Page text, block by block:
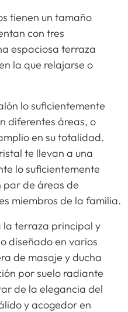
tienen un tamaño
con tres
espaciosa terraza
la que relajarse o
lo suficientemente
diferentes áreas, o
en su totalidad.
te llevan a una
lo suficientemente
par de áreas de
miembros de la familia.
terraza principal y
diseñado en varios
de masaje y ducha
por suelo radiante
de la elegancia del
y acogedor en